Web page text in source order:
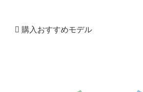
購入おすすめモデル